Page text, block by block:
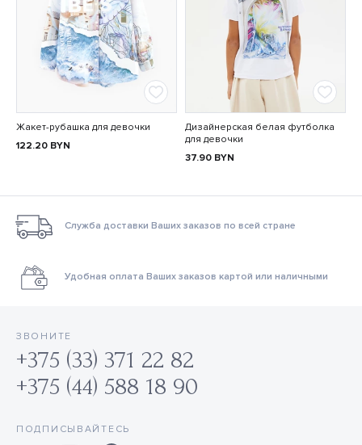
Жакет-рубашка для девочки
122.20 BYN
Дизайнерская белая футболка
для девочки
37.90 BYN
Служба доставки Ваших заказов по всей стране
Удобная оплата Ваших заказов картой или наличными
ЗВОНИТЕ
+375 (33) 371 22 82
+375 (44) 588 18 90
ПОДПИСЫВАЙТЕСЬ